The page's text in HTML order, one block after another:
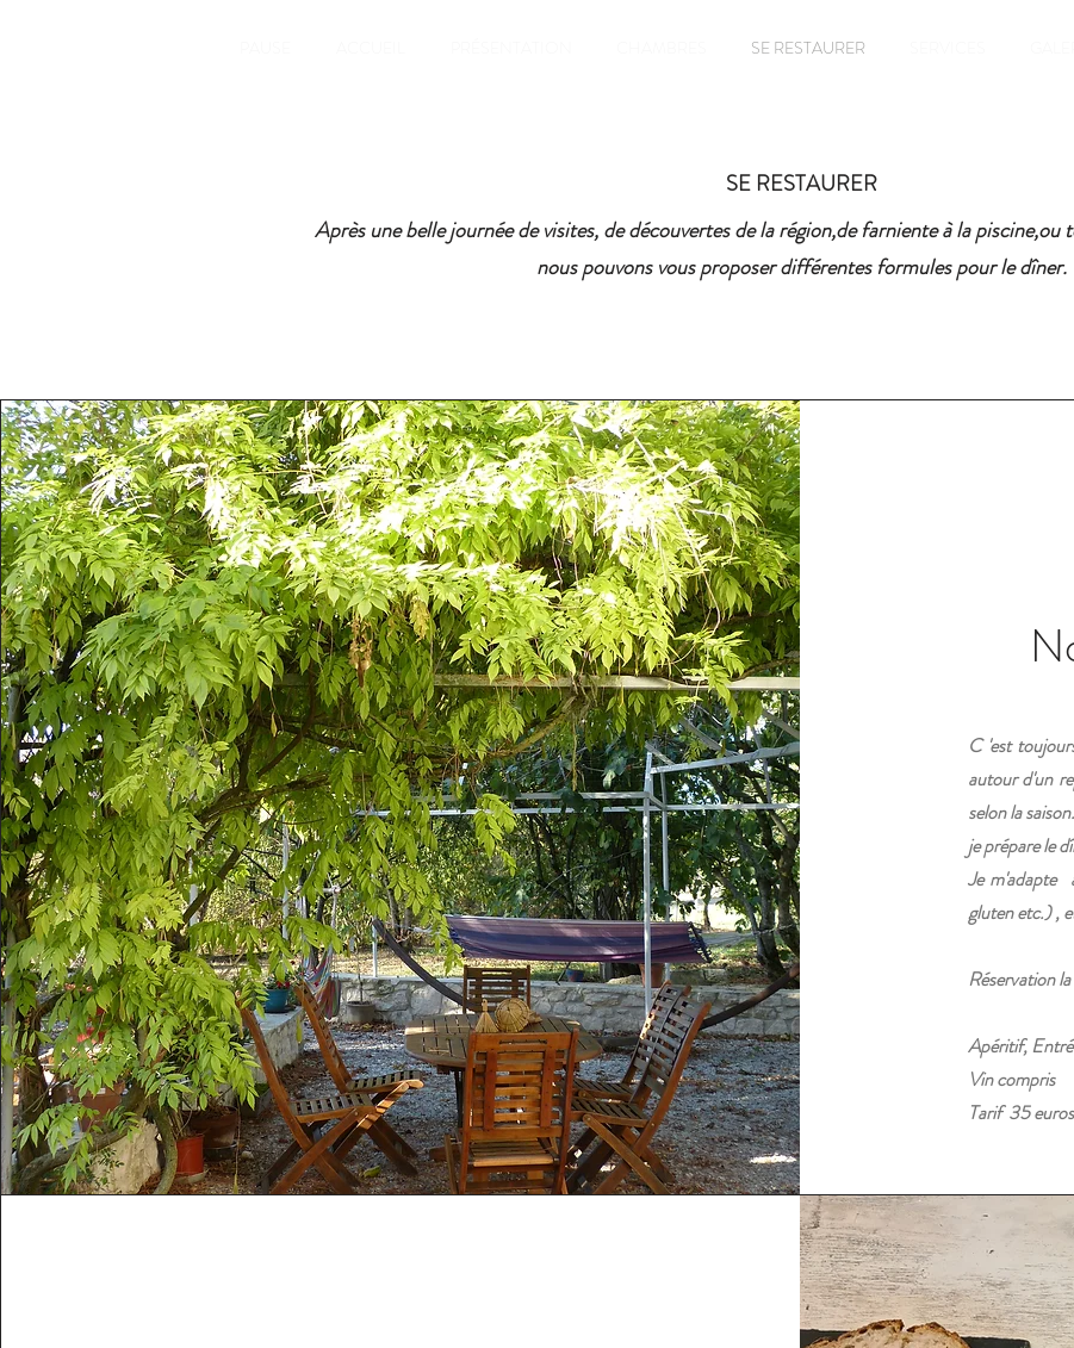
SE RESTAURER
SE RESTAURER
Après une belle journée de visites, de découvertes de la région,de farniente à la piscine,ou
nous pouvons vous proposer différentes formules pour le dîner.
C 'est
autour d'un
selon la saison.
je prépare le
Je m'adapte
gluten etc.) ,
Réservation
Apéritif,
Vin compris
Tarif 35